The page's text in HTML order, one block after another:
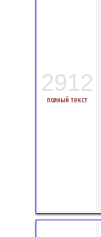
2912
полный текст